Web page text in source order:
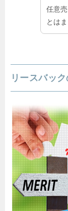
任意
とは
リースバッ